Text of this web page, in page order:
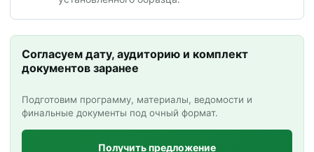
Согласуем дату, аудиторию и комплект
документов заранее
Подготовим программу, материалы, ведомости и
финальные документы под очный формат.
Получить предложение